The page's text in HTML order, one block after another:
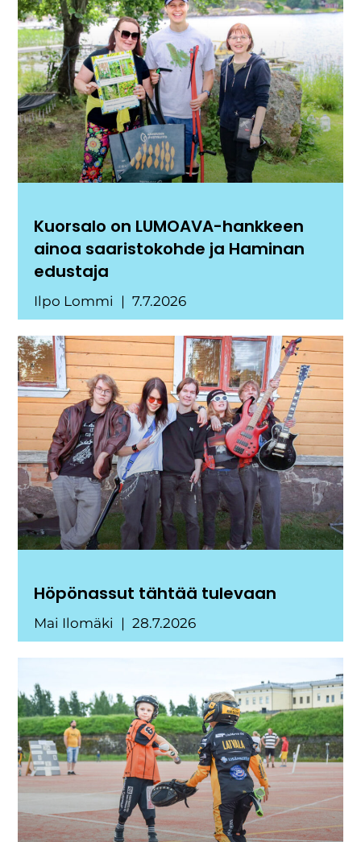
Kuorsalo on LUMOAVA-hankkeen
ainoa saaristokohde ja Haminan
edustaja
Ilpo Lommi 7.7.2026
Höpönassut tähtää tulevaan
Mai Ilomäki 28.7.2026